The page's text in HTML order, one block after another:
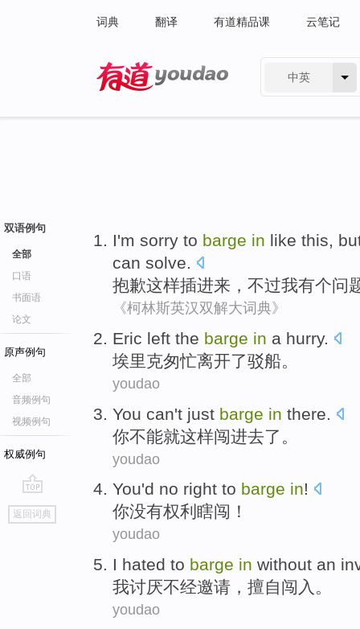
词典 翻译 有道精品课 云笔记
中英
双语例句
全部
口语
书面语
论文
原声例句
全部
音频例句
视频例句
权威例句
go
top
返回词典
I'm sorry to barge in like this,
can solve.
抱歉这样插进来， 不过我有个问
《柯林斯英汉双解大词典》
Eric left the barge in a hurry.
埃里克匆忙离开了驳船。
youdao
You can't just barge in there.
你不能就这样闯进去了。
youdao
You'd no right to barge in!
你没有权利 瞎闯 ！
youdao
I hated to barge in without an
我讨厌不经邀请 ，擅自闯入 。
youdao